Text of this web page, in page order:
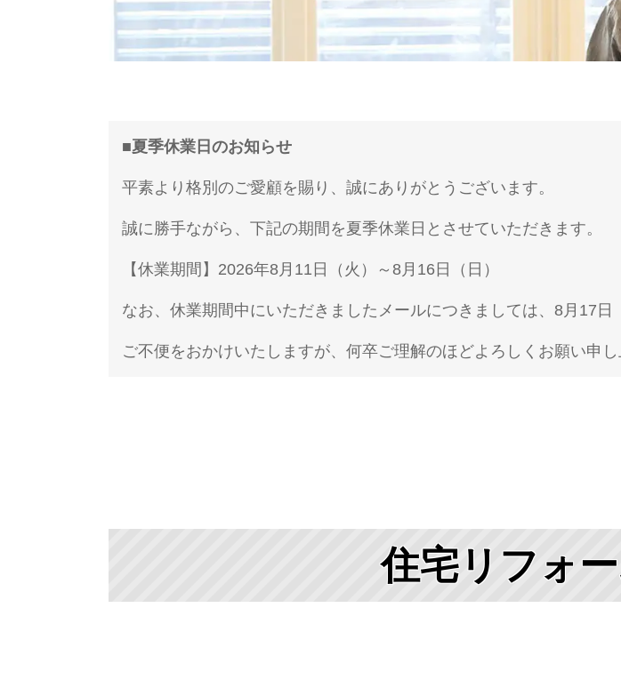
■夏季休業日のお知らせ
平素より格別のご愛顧を賜り、誠にありがとうございます。
誠に勝手ながら、下記の期間を夏季休業日とさせていただきます。
【休業期間】2026年8月11日（火）～8月16日（日）
なお、休業期間中にいただきましたメールにつきましては、8月17日
ご不便をおかけいたしますが、何卒ご理解のほどよろしくお願い申し
住宅リフォ